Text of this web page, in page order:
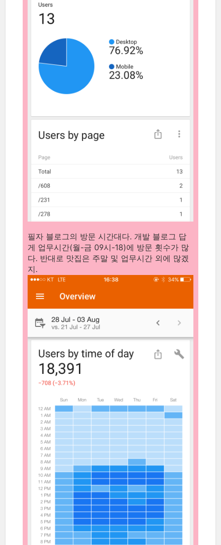
필자 블로그의 방문 시간대다. 개발 블로그 답
게 업무시간(월-금 09시-18)에 방문 횟수가 많
다. 반대로 맛집은 주말 및 업무시간 외에 많겠
지.